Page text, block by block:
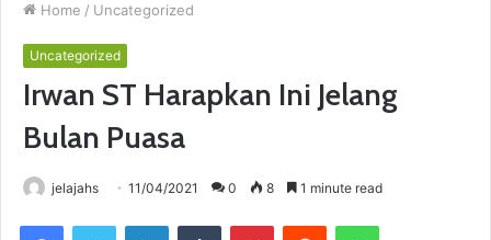
Home / Uncategorized
Uncategorized
Irwan ST Harapkan Ini Jelang
Bulan Puasa
jelajahs 11/04/2021 0 8 1 minute read